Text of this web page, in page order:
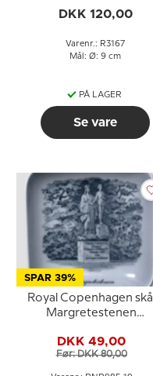
DKK 120,00
Varenr.: R3167
Mål: Ø: 9 cm
PÅ LAGER
Se vare
SPAR 39%
Royal Copenhagen skål
Margretestenen
DKK 49,00
Før: DKK 80,00